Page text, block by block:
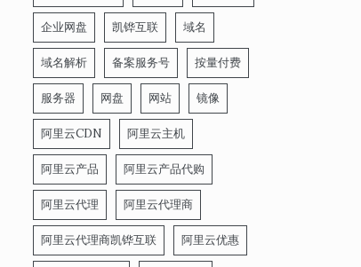
企业网盘 凯铧互联 域名
域名解析 备案服务号 按量付费
服务器 网盘 网站 镜像
阿里云CDN 阿里云主机
阿里云产品 阿里云产品代购
阿里云代理 阿里云代理商
阿里云代理商凯铧互联 阿里云优惠